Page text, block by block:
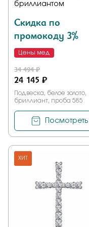
бриллиантом
Скидка по
промокоду 3%
Цены мед
34 494 ₽
24 145 ₽
Подвеска, белое золото,
бриллиант, проба 585
Посмотреть
ХИТ